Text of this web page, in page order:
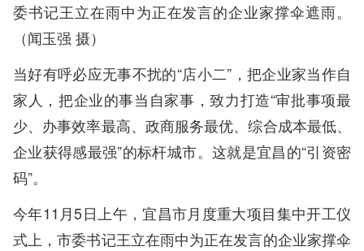
委书记王立在雨中为正在发言的企业家撑伞遮雨。
（闻玉强 摄）
当好有呼必应无事不扰的“店小二”，把企业家当作自
家人，把企业的事当自家事，致力打造“审批事项最
少、办事效率最高、政商服务最优、综合成本最低、
企业获得感最强”的标杆城市。这就是宜昌的“引资密
码”。
今年11月5日上午，宜昌市月度重大项目集中开工仪
式上，市委书记王立在雨中为正在发言的企业家撑伞